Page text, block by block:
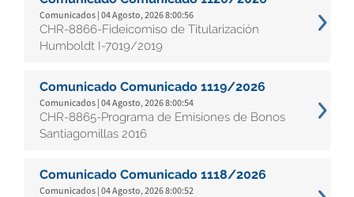
Comunicados | 04 Agosto, 2026 8:00:56
CHR-8866-Fideicomiso de Titularización
Humboldt I-7019/2019
Comunicado Comunicado 1119/2026
Comunicados | 04 Agosto, 2026 8:00:54
CHR-8865-Programa de Emisiones de Bonos
Santiagomillas 2016
Comunicado Comunicado 1118/2026
Comunicados | 04 Agosto, 2026 8:00:52